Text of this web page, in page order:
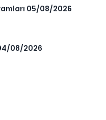
05/08/2026
08/2026